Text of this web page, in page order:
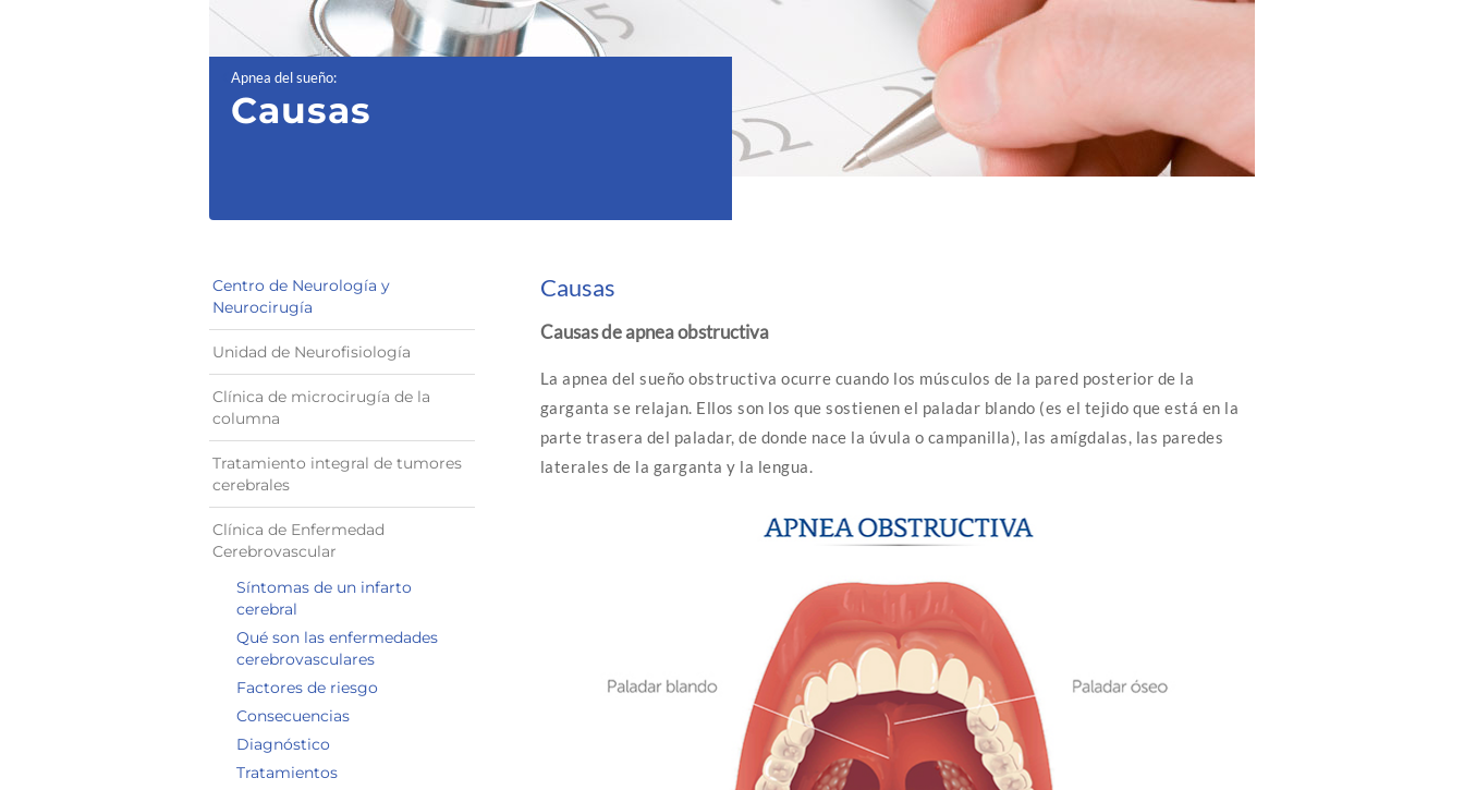
Apnea del sueño:
Causas
Causas
Causas de apnea obstructiva
La apnea del sueño obstructiva ocurre cuando los músculos de la pared posterior de la
garganta se relajan. Ellos son los que sostienen el paladar blando (es el tejido que está en la
parte trasera del paladar, de donde nace la úvula o campanilla), las amígdalas, las paredes
laterales de la garganta y la lengua.
Centro de Neurología y
Neurocirugía
Unidad de Neurofisiología
Clínica de microcirugía de la
columna
Tratamiento integral de tumores
cerebrales
Clínica de Enfermedad
Cerebrovascular
Síntomas de un infarto
cerebral
Qué son las enfermedades
cerebrovasculares
Factores de riesgo
Consecuencias
Diagnóstico
Tratamientos